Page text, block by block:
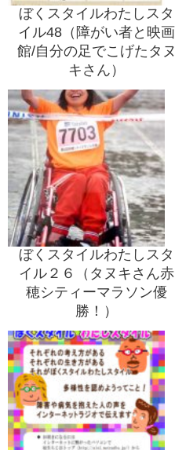
ぼくスタイルわたしスタ
イル48（障がい者と映画
館/自分の足でこげたタヌ
キさん）
ぼくスタイルわたしスタ
イル２６（タヌキさん赤
穂シティーマラソン優
勝！）